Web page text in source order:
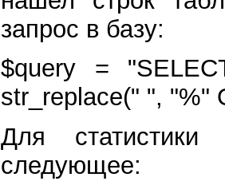
запрос в базу:
$query =
str_replace(" ", "%"
Для
следующее: